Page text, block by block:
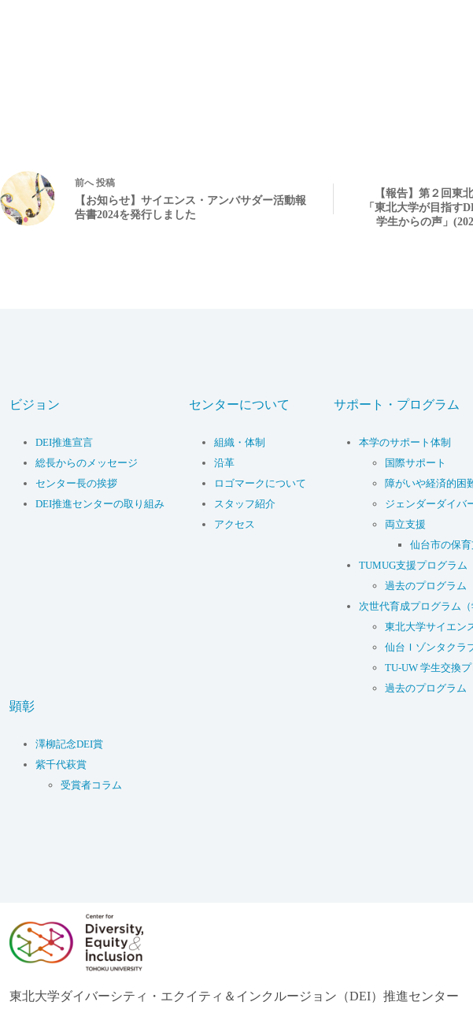
前へ投稿
【お知らせ】サイエンス・アンバサダー活動報
告書2024を発行しました
【報告】第２回東
「東北大学が目指す
学生からの声」
ビジョン
DEI推進宣言
総長からのメッセージ
センター長の挨拶
DEI推進センターの取り組み
センターについて
組織・体制
沿革
ロゴマークについて
スタッフ紹介
アクセス
サポート・プログラム
本学のサポート体制
国際サポート
障がいや経済的困
ジェンダーダイバ
両立支援
仙台市の保
TUMUG支援プログラム
過去のプログラム
次世代育成プログラム（
東北大学サイエン
仙台Ｉゾンタクラ
TU-UW 学生交換
過去のプログラム
顕彰
澤柳記念DEI賞
紫千代萩賞
受賞者コラム
東北大学ダイバーシティ・エクイティ＆インクルージョン（DEI）推進センター